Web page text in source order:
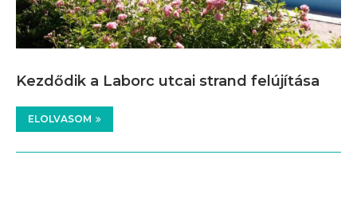
Kezdődik a Laborc utcai strand felújítása
ELOLVASOM